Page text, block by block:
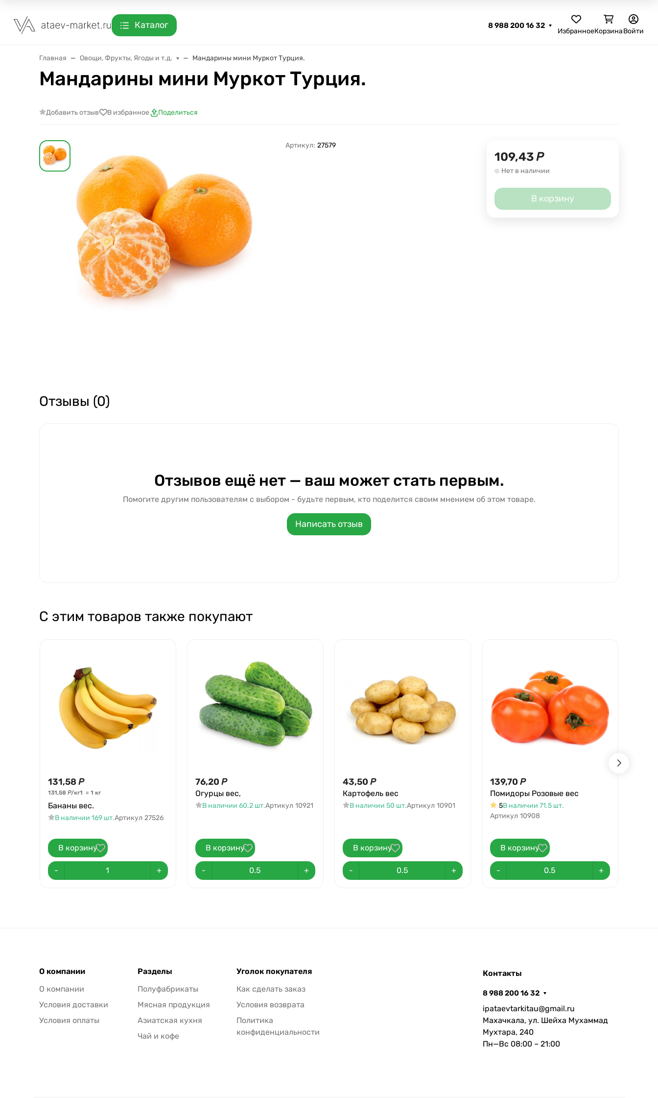
Каталог 8 988 200 16 32
ИзбранноеКорзинаВойти
Главная Овощи, Фрукты, Ягоды и т.д. Мандарины мини Муркот Турция.
Мандарины мини Муркот Турция.
Добавить отзыв В избранное Поделиться
Артикул: 27579
109,43Р
Нет в наличии
В корзину
Отзывы (0)
Отзывов ещё нет — ваш может стать первым.
Помогите другим пользователям с выбором - будьте первым, кто поделится своим мнением об этом товаре.
Написать отзыв
С этим товаров также покупают
131,58 Р
131,58 Р/кг1 = 1 кг
Бананы вес.
В наличии 169 шт.Артикул 27526
В корзину
- +
76,20 Р
Огурцы вес,
В наличии 60.2 шт.Артикул 10921
В корзину
- +
43,50 Р
Картофель вес
В наличии 50 шт.Артикул 10901
В корзину
- +
139,70 Р
Помидоры Розовые вес
5В наличии 71.5 шт.
Артикул 10908
В корзину
- +
О компании
О компании
Условия доставки
Условия оплаты
Разделы
Полуфабрикаты
Мясная продукция
Азиатская кухня
Чай и кофе
Уголок покупателя
Как сделать заказ
Условия возврата
Политика
конфиденциальности
Контакты
8 988 200 16 32
ipataevtarkitau@gmail.ru
Махачкала, ул. Шейха Мухаммад
Мухтара, 240
Пн—Вс 08:00 – 21:00